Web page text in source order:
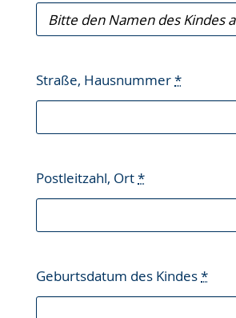
Straße, Hausnummer*
Postleitzahl, Ort*
Geburtsdatum des Kindes*